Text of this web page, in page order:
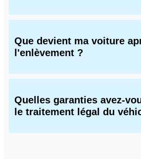
Que devient ma voiture
l'enlèvement ?
Quelles garanties avez-
le traitement légal du